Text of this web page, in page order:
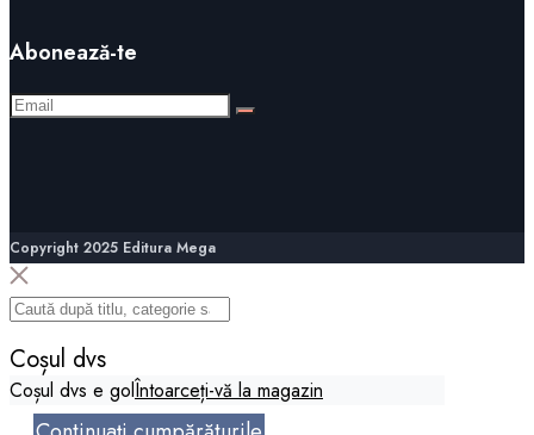
Abonează-te
Copyright 2025 Editura Mega
Coșul dvs
Coșul dvs e golÎntoarceți-vă la magazin